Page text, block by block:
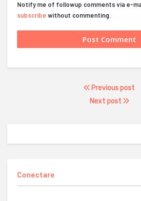
Notify me of followup comments via e-
subscribe without commenting.
Previous post
Next post
Conectare